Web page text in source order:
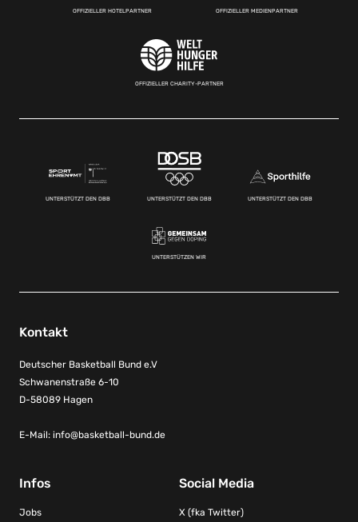
OFFIZIELLER HOTELPARTNER OFFIZIELLER MEDIENPARTNER
OFFIZIELLER CHARITY-PARTNER
UNTERSTÜTZT DEN DBB UNTERSTÜTZT DEN DBB UNTERSTÜTZT DEN DBB
UNTERSTÜTZEN WIR
Kontakt
Deutscher Basketball Bund e.V
Schwanenstraße 6-10
D-58089 Hagen
E-Mail: info@basketball-bund.de
Infos
Jobs
Social Media
X (fka Twitter)